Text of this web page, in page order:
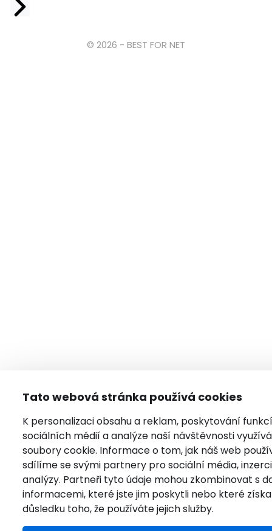
Tato webová stránka používá cookies
K personalizaci obsahu a reklam, poskytování funkcí
sociálních médií a analýze naší návštěvnosti
soubory cookie. Informace o tom, jak náš web
sdílíme se svými partnery pro sociální média,
analýzy. Partneři tyto údaje mohou zkombinovat s
informacemi, které jste jim poskytli nebo které
důsledku toho, že používáte jejich služby.
© 2026 - BEST FOR NET